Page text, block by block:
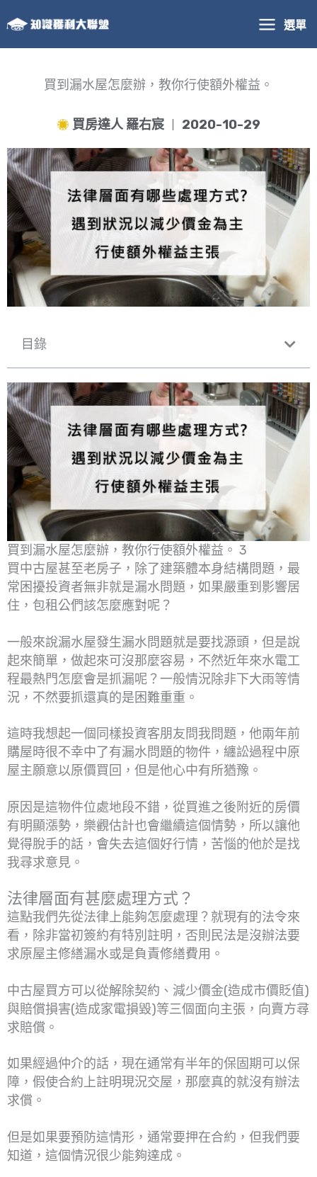
至
主
選單
買到漏水屋怎麼辦，教你行使額外權益。
買房達人 羅右宸 2020-10-29
目錄
買到漏水屋怎麼辦，教你行使額外權益。 3
買中古屋甚至老房子，除了建築體本身結構問題，最
常困擾投資者無非就是漏水問題，如果嚴重到影響居
住，包租公們該怎麼應對呢？
一般來說漏水屋發生漏水問題就是要找源頭，但是說
起來簡單，做起來可沒那麼容易，不然近年來水電工
程最熱門怎麼會是抓漏呢？一般情況除非下大雨等情
況，不然要抓還真的是困難重重。
這時我想起一個同樣投資客朋友問我問題，他兩年前
購屋時很不幸中了有漏水問題的物件，纏訟過程中原
屋主願意以原價買回，但是他心中有所猶豫。
原因是這物件位處地段不錯，從買進之後附近的房價
有明顯漲勢，樂觀估計也會繼續這個情勢，所以讓他
覺得脫手的話，會失去這個好行情，苦惱的他於是找
我尋求意見。
法律層面有甚麼處理方式？
這點我們先從法律上能夠怎麼處理？就現有的法令來
看，除非當初簽約有特別註明，否則民法是沒辦法要
求原屋主修繕漏水或是負責修繕費用。
中古屋買方可以從解除契約、減少價金(造成市價貶值)
與賠償損害(造成家電損毀)等三個面向主張，向賣方尋
求賠償。
如果經過仲介的話，現在通常有半年的保固期可以保
障，假使合約上註明現況交屋，那麼真的就沒有辦法
求償。
但是如果要預防這情形，通常要押在合約，但我們要
知道，這個情況很少能夠達成。